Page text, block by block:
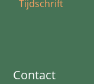
Tijdschrift
Contact